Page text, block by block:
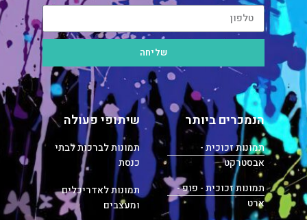
שליחה
הנמכרים ביותר
תמונות זכוכית -
אבסטרקט
תמונות זכוכית - פופ -
ארט
שיתופי פעולה
תמונות לברכות לבתי
כנסת
תמונות לאדריכלים
ומעצבים